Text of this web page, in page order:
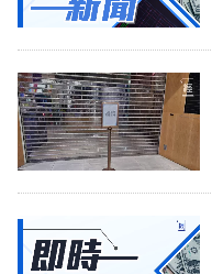
科
技
職
場
生
時